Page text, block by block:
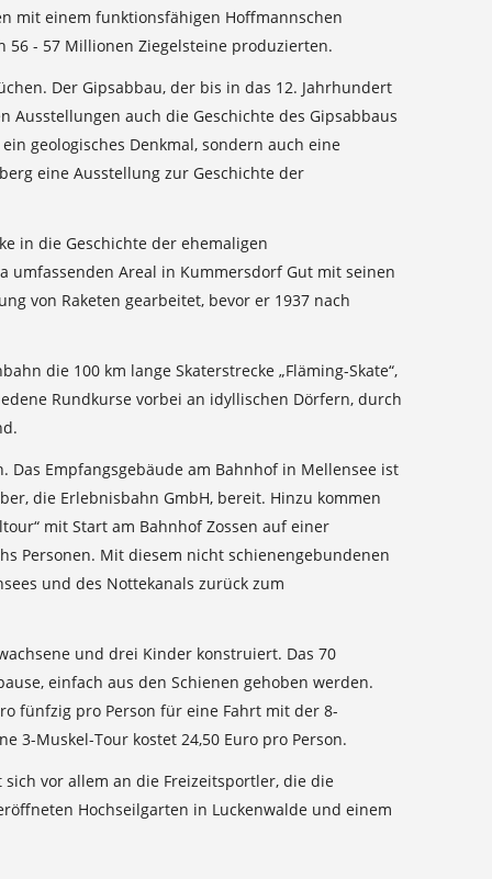
mit einem funktionsfähigen Hoffmannschen
56 - 57 Millionen Ziegelsteine produzierten.
Der Gipsabbau, der bis in das 12. Jahrhundert
auch die Geschichte des Gipsabbaus
geologisches Denkmal, sondern auch eine
eine Ausstellung zur Geschichte der
in die Geschichte der ehemaligen
umfassenden Areal in Kummersdorf Gut mit seinen
von Raketen gearbeitet, bevor er 1937 nach
die 100 km lange Skaterstrecke „Fläming-Skate“,
Rundkurse vorbei an idyllischen Dörfern, durch
Empfangsgebäude am Bahnhof in Mellensee ist
die Erlebnisbahn GmbH, bereit. Hinzu kommen
mit Start am Bahnhof Zossen auf einer
Personen. Mit diesem nicht schienengebundenen
und des Nottekanals zurück zum
und drei Kinder konstruiert. Das 70
einfach aus den Schienen gehoben werden.
fünfzig pro Person für eine Fahrt mit der 8-
3-Muskel-Tour kostet 24,50 Euro pro Person.
vor allem an die Freizeitsportler, die die
Hochseilgarten in Luckenwalde und einem